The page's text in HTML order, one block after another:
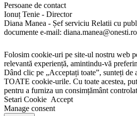
Persoane de contact
Ionuț Tenie - Director
Diana Manea - Șef serviciu Relatii cu
documente e-mail: diana.manea@onesti.ro
Folosim cookie-uri pe site-ul nostru web
relevantă experiență, amintindu-vă
Dând clic pe „Acceptați toate”, sunteți de
TOATE cookie-urile. Cu toate acestea,
pentru a furniza un consimțământ
Setari Cookie Accept
Manage consent